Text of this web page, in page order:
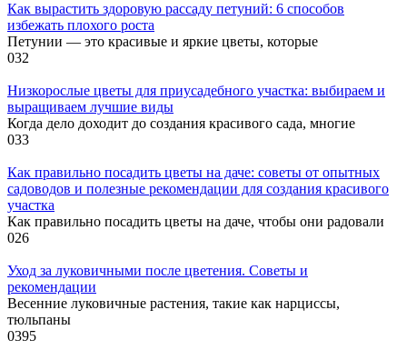
Как вырастить здоровую рассаду петуний: 6 способов
избежать плохого роста
Петунии — это красивые и яркие цветы, которые
032
Низкорослые цветы для приусадебного участка: выбираем и
выращиваем лучшие виды
Когда дело доходит до создания красивого сада, многие
033
Как правильно посадить цветы на даче: советы от опытных
садоводов и полезные рекомендации для создания красивого
участка
Как правильно посадить цветы на даче, чтобы они радовали
026
Уход за луковичными после цветения. Советы и
рекомендации
Весенние луковичные растения, такие как нарциссы,
тюльпаны
0395